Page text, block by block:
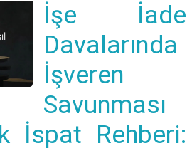
İşe İade
Davalarında
İşveren
Savunması
İspat Rehberi: